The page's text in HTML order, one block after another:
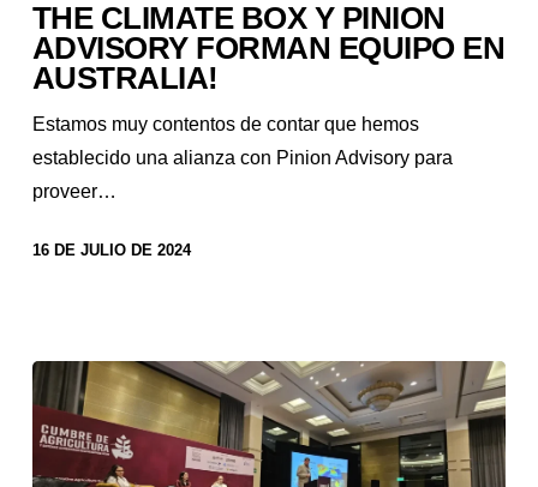
THE CLIMATE BOX Y PINION
ADVISORY FORMAN EQUIPO EN
AUSTRALIA!
Estamos muy contentos de contar que hemos
establecido una alianza con Pinion Advisory para
proveer…
16 DE JULIO DE 2024